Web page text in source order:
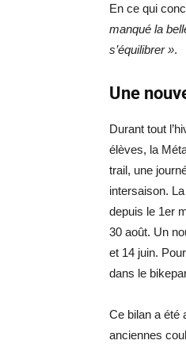
En ce qui
manqué la
s’équilibrer ».
Une
Durant tout
élèves, la
trail, une
intersaison.
depuis le 1er
30 août. Un
et 14 juin.
dans le
Ce bilan a été
anciennes